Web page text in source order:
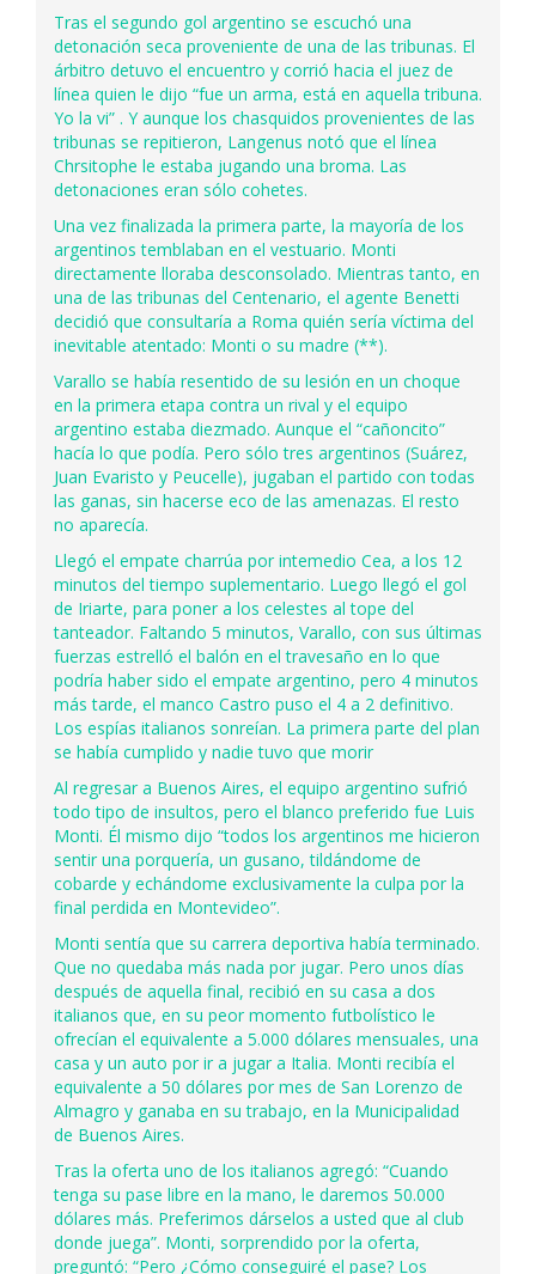
Tras el segundo gol argentino se escuchó una
detonación seca proveniente de una de las tribunas. El
árbitro detuvo el encuentro y corrió hacia el juez de
línea quien le dijo “fue un arma, está en aquella tribuna.
Yo la vi” . Y aunque los chasquidos provenientes de las
tribunas se repitieron, Langenus notó que el línea
Chrsitophe le estaba jugando una broma. Las
detonaciones eran sólo cohetes.
Una vez finalizada la primera parte, la mayoría de los
argentinos temblaban en el vestuario. Monti
directamente lloraba desconsolado. Mientras tanto, en
una de las tribunas del Centenario, el agente Benetti
decidió que consultaría a Roma quién sería víctima del
inevitable atentado: Monti o su madre (**).
Varallo se había resentido de su lesión en un choque
en la primera etapa contra un rival y el equipo
argentino estaba diezmado. Aunque el “cañoncito”
hacía lo que podía. Pero sólo tres argentinos (Suárez,
Juan Evaristo y Peucelle), jugaban el partido con todas
las ganas, sin hacerse eco de las amenazas. El resto
no aparecía.
Llegó el empate charrúa por intemedio Cea, a los 12
minutos del tiempo suplementario. Luego llegó el gol
de Iriarte, para poner a los celestes al tope del
tanteador. Faltando 5 minutos, Varallo, con sus últimas
fuerzas estrelló el balón en el travesaño en lo que
podría haber sido el empate argentino, pero 4 minutos
más tarde, el manco Castro puso el 4 a 2 definitivo.
Los espías italianos sonreían. La primera parte del plan
se había cumplido y nadie tuvo que morir
Al regresar a Buenos Aires, el equipo argentino sufrió
todo tipo de insultos, pero el blanco preferido fue Luis
Monti. Él mismo dijo “todos los argentinos me hicieron
sentir una porquería, un gusano, tildándome de
cobarde y echándome exclusivamente la culpa por la
final perdida en Montevideo”.
Monti sentía que su carrera deportiva había terminado.
Que no quedaba más nada por jugar. Pero unos días
después de aquella final, recibió en su casa a dos
italianos que, en su peor momento futbolístico le
ofrecían el equivalente a 5.000 dólares mensuales, una
casa y un auto por ir a jugar a Italia. Monti recibía el
equivalente a 50 dólares por mes de San Lorenzo de
Almagro y ganaba en su trabajo, en la Municipalidad
de Buenos Aires.
Tras la oferta uno de los italianos agregó: “Cuando
tenga su pase libre en la mano, le daremos 50.000
dólares más. Preferimos dárselos a usted que al club
donde juega”. Monti, sorprendido por la oferta,
preguntó: “Pero ¿Cómo conseguiré el pase? Los